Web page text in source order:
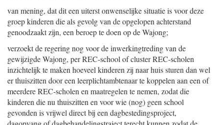
van mening, dat dit een uiterst onwenselijke situatie is voor deze
groep kinderen die als gevolg van de opgelopen achterstand
genoodzaakt zijn, een beroep te doen op de Wajong;
verzoekt de regering nog voor de inwerkingtreding van de
gewijzigde Wajong, per REC-school of cluster REC-scholen
inzichtelijk te maken hoeveel kinderen zij naar huis sturen dan wel
er thuiszitten door een leerplichtambtenaar te koppelen aan een of
meerdere REC-scholen en maatregelen te nemen, zodat die
kinderen die nu thuiszitten en voor wie (nog) geen school
gevonden is vrijwel direct bij een dagbestedingsproject,